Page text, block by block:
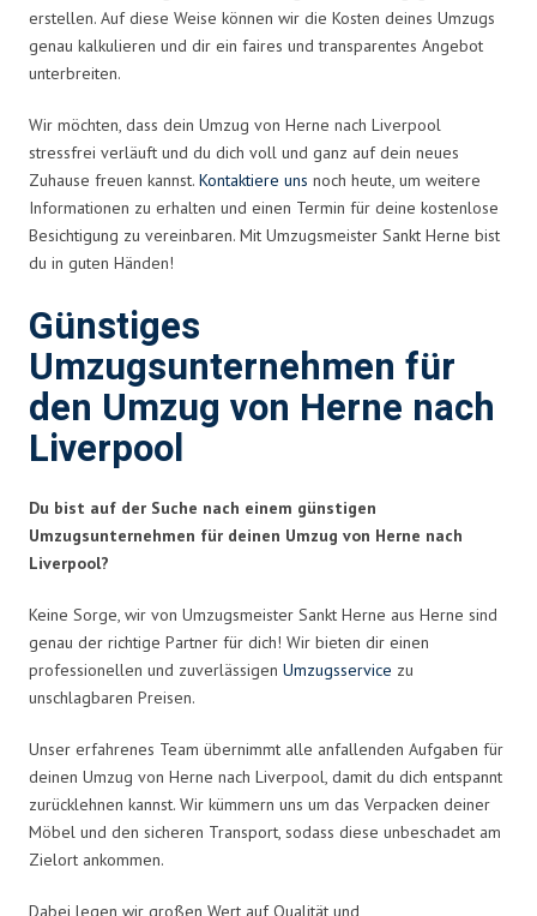
erstellen. Auf diese Weise können wir die Kosten deines Umzugs
genau kalkulieren und dir ein faires und transparentes Angebot
unterbreiten.
Wir möchten, dass dein Umzug von Herne nach Liverpool
stressfrei verläuft und du dich voll und ganz auf dein neues
Zuhause freuen kannst. Kontaktiere uns noch heute, um weitere
Informationen zu erhalten und einen Termin für deine kostenlose
Besichtigung zu vereinbaren. Mit Umzugsmeister Sankt Herne bist
du in guten Händen!
Günstiges
Umzugsunternehmen für
den Umzug von Herne nach
Liverpool
Du bist auf der Suche nach einem günstigen
Umzugsunternehmen für deinen Umzug von Herne nach
Liverpool?
Keine Sorge, wir von Umzugsmeister Sankt Herne aus Herne sind
genau der richtige Partner für dich! Wir bieten dir einen
professionellen und zuverlässigen Umzugsservice zu
unschlagbaren Preisen.
Unser erfahrenes Team übernimmt alle anfallenden Aufgaben für
deinen Umzug von Herne nach Liverpool, damit du dich entspannt
zurücklehnen kannst. Wir kümmern uns um das Verpacken deiner
Möbel und den sicheren Transport, sodass diese unbeschadet am
Zielort ankommen.
Dabei legen wir großen Wert auf Qualität und